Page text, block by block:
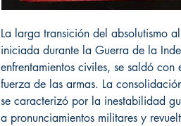
La larga transición del absolutismo
iniciada durante la Guerra de la
enfrentamientos civiles, se saldó
fuerza de las armas. La
se caracterizó por la inestabilidad
a pronunciamientos militares y